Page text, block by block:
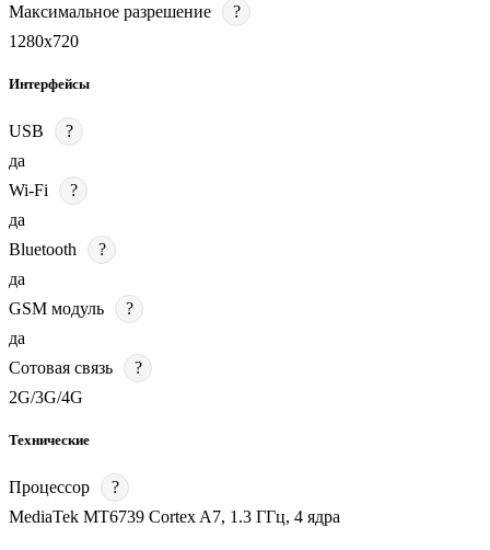
Максимальное разрешение
?
1280x720
Интерфейсы
USB
?
да
Wi-Fi
?
да
Bluetooth
?
да
GSM модуль
?
да
Сотовая связь
?
2G/3G/4G
Технические
Процессор
?
MediaTek MT6739 Cortex A7, 1.3 ГГц, 4 ядра